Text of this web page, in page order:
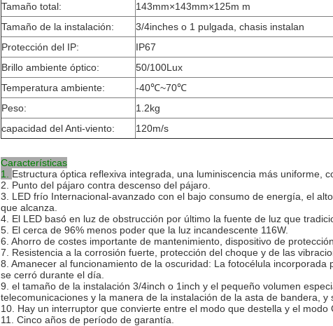
Tamaño total:
143mm×143mm×125m m
Tamaño de la instalación:
3/4inches o 1 pulgada, chasis instalan
Protección del IP:
IP67
Brillo ambiente óptico:
50/100Lux
Temperatura ambiente:
-40℃~70℃
Peso:
1.2kg
capacidad del Anti-viento:
120m/s
Características
1. Estructura óptica reflexiva integrada, una luminiscencia más uniforme,
2. Punto del pájaro contra descenso del pájaro.
3. LED frío Internacional-avanzado con el bajo consumo de energía, el
que alcanza.
4. El LED basó en luz de obstrucción por último la fuente de luz que
5. El cerca de 96% menos poder que la luz incandescente 116W.
6. Ahorro de costes importante de mantenimiento, dispositivo de
7. Resistencia a la corrosión fuerte, protección del choque y de las
8. Amanecer al funcionamiento de la oscuridad: La fotocélula
se cerró durante el día.
9. el tamaño de la instalación 3/4inch o 1inch y el pequeño volumen
telecomunicaciones y la manera de la instalación de la asta de bandera,
10. Hay un interruptor que convierte entre el modo que destella y el modo
11. Cinco años de período de garantía.